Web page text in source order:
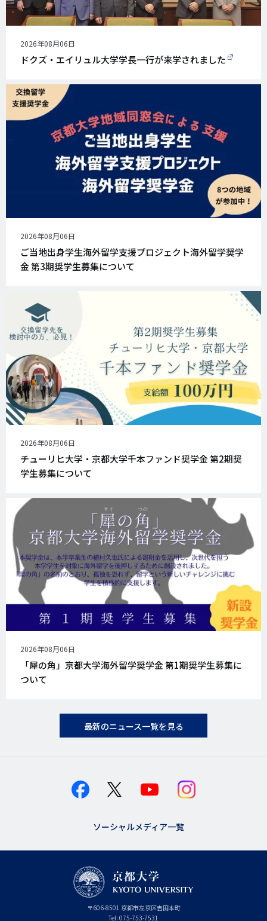
公
開
日
2026年08月06日
ドクズ・エイリュル大学学長一行が来学されました
公
開
日
2026年08月06日
ご当地出身学生海外留学支援プロジェクト海外留学奨学
金 第3期奨学生募集について
公
開
日
2026年08月06日
チューリヒ大学・京都大学千本ファンド奨学金 第2期奨
学生募集について
公
開
2026年08月06日
「犀の角」京都大学海外留学奨学金 第1期奨学生募集に
ついて
最新のニュース一覧を見る
ソーシャルメディア一覧
〒606-8501 京
都
京都市左京区吉田本町
Tel: 075-753-7531